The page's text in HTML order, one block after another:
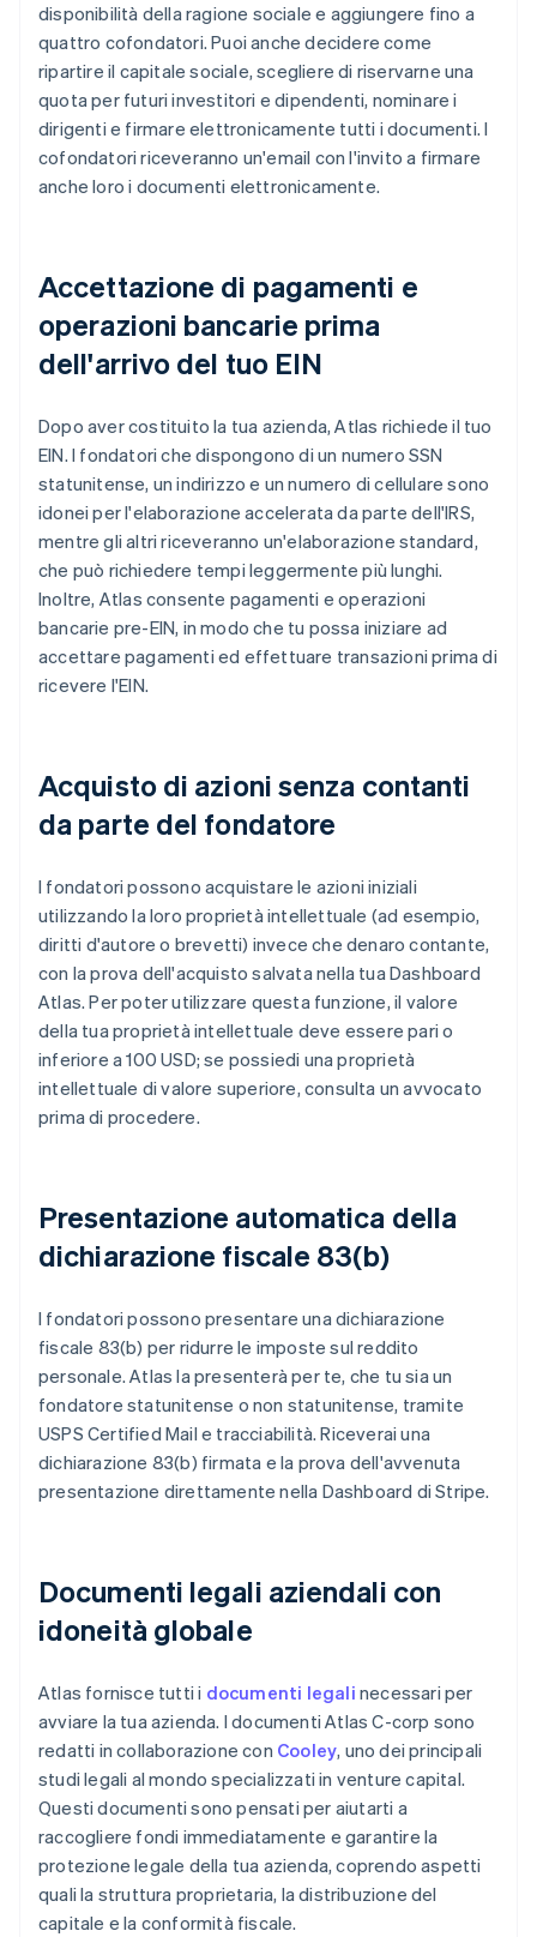
disponibilità della ragione sociale e aggiungere fino a
quattro cofondatori. Puoi anche decidere come
ripartire il capitale sociale, scegliere di riservarne una
quota per futuri investitori e dipendenti, nominare i
dirigenti e firmare elettronicamente tutti i documenti. I
cofondatori riceveranno un'email con l'invito a firmare
anche loro i documenti elettronicamente.
Accettazione di pagamenti e
operazioni bancarie prima
dell'arrivo del tuo EIN
Dopo aver costituito la tua azienda, Atlas richiede il tuo
EIN. I fondatori che dispongono di un numero SSN
statunitense, un indirizzo e un numero di cellulare sono
idonei per l'elaborazione accelerata da parte dell'IRS,
mentre gli altri riceveranno un'elaborazione standard,
che può richiedere tempi leggermente più lunghi.
Inoltre, Atlas consente pagamenti e operazioni
bancarie pre-EIN, in modo che tu possa iniziare ad
accettare pagamenti ed effettuare transazioni prima di
ricevere l'EIN.
Acquisto di azioni senza contanti
da parte del fondatore
I fondatori possono acquistare le azioni iniziali
utilizzando la loro proprietà intellettuale (ad esempio,
diritti d'autore o brevetti) invece che denaro contante,
con la prova dell'acquisto salvata nella tua Dashboard
Atlas. Per poter utilizzare questa funzione, il valore
della tua proprietà intellettuale deve essere pari o
inferiore a 100 USD; se possiedi una proprietà
intellettuale di valore superiore, consulta un avvocato
prima di procedere.
Presentazione automatica della
dichiarazione fiscale 83(b)
I fondatori possono presentare una dichiarazione
fiscale 83(b) per ridurre le imposte sul reddito
personale. Atlas la presenterà per te, che tu sia un
fondatore statunitense o non statunitense, tramite
USPS Certified Mail e tracciabilità. Riceverai una
dichiarazione 83(b) firmata e la prova dell'avvenuta
presentazione direttamente nella Dashboard di Stripe.
Documenti legali aziendali con
idoneità globale
Atlas fornisce tutti i documenti legali necessari per
avviare la tua azienda. I documenti Atlas C-corp sono
redatti in collaborazione con Cooley, uno dei principali
studi legali al mondo specializzati in venture capital.
Questi documenti sono pensati per aiutarti a
raccogliere fondi immediatamente e garantire la
protezione legale della tua azienda, coprendo aspetti
quali la struttura proprietaria, la distribuzione del
capitale e la conformità fiscale.